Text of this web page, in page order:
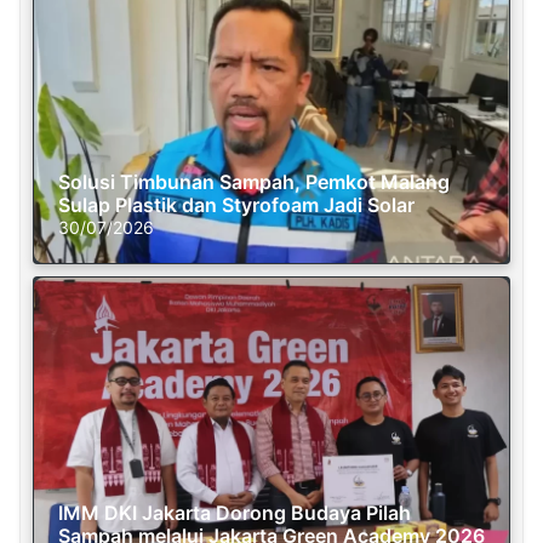
Solusi Timbunan Sampah, Pemkot Malang
Sulap Plastik dan Styrofoam Jadi Solar
30/07/2026
IMM DKI Jakarta Dorong Budaya Pilah
Sampah melalui Jakarta Green Academy 2026